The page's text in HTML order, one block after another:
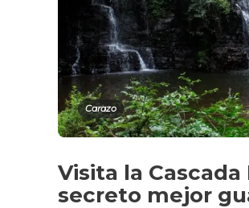
Carazo
Visita la Cascada
secreto mejor